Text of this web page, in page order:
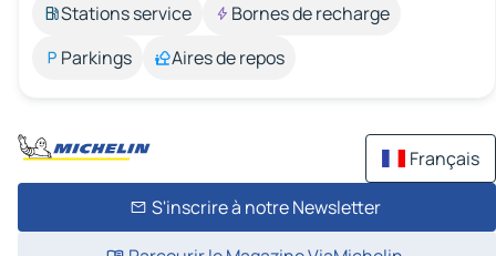
Stations service
Bornes de recharge
Parkings
Aires de repos
Français
S'inscrire à notre Newsletter